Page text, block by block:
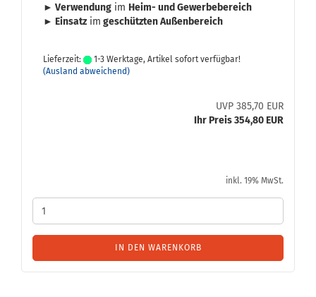
► Ver­wen­dung im Heim- und Ge­wer­be­be­reich
► Ein­satz im ge­schütz­ten Au­ßen­be­reich
Lieferzeit:
1-3 Werktage, Artikel sofort verfügbar!
(Ausland abweichend)
UVP 385,70 EUR
Ihr Preis 354,80 EUR
inkl. 19% MwSt.
IN DEN WARENKORB